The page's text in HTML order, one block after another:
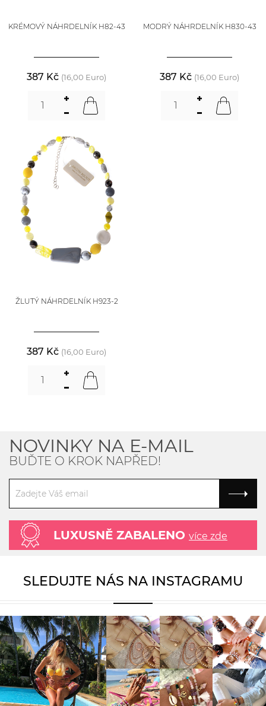
KRÉMOVÝ NÁHRDELNÍK H82-43
387 Kč (16,00 Euro)
MODRÝ NÁHRDELNÍK H830-43
387 Kč (16,00 Euro)
ŽLUTÝ NÁHRDELNÍK H923-2
387 Kč (16,00 Euro)
NOVINKY NA E-MAIL
BUĎTE O KROK NAPŘED!
LUXUSNĚ ZABALENO více zde
SLEDUJTE NÁS NA INSTAGRAMU